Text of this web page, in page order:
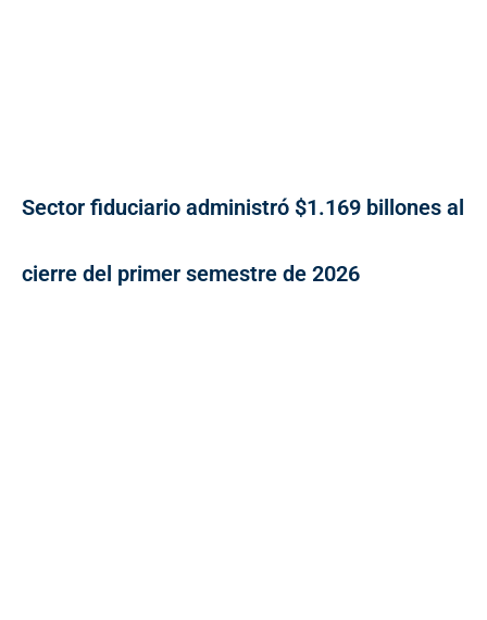
Sector fiduciario administró $1.169 billones al
cierre del primer semestre de 2026